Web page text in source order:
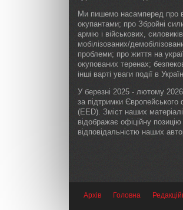
Ми пишемо насамперед про
окупантами; про Збройні
армію і військових,
мобілізованих/
проблеми; про життя на
окупованих теренах;
інші варті уваги події в
У березні 2025 - лютому
за підтримки
(EED). Зміст наших
відображає офіційну
відповідальністю наших
Архів Головна